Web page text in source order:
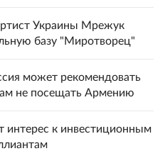
Украины Мрежук
базу "Миротворец"
может рекомендовать
не посещать Армению
интерес к инвестиционным